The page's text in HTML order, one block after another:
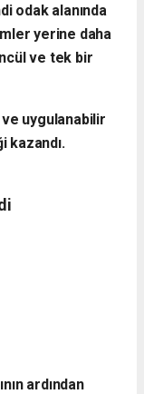
odak alanında
yerine daha
ve tek bir
uygulanabilir
kazandı.
ardından